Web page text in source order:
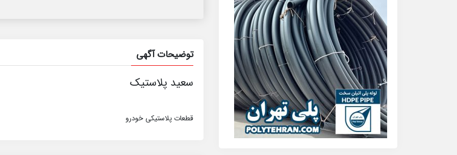
توضیحات آگهی
سعید پلاستیک
قطعات پلاستیکی خودرو